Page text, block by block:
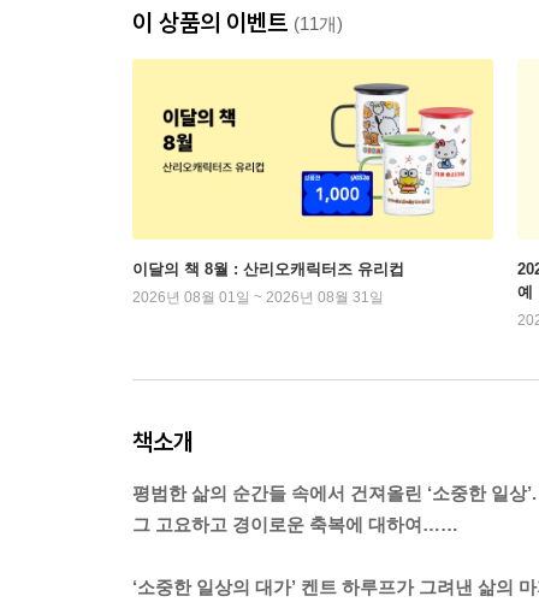
이 상품의 이벤트 (11개)
이달의 책 8월 : 산리오캐릭터즈 유리컵
2026년 08월 01일 ~ 2026년 08월 31일
예
책소개
평범한 삶의 순간들 속에서 건져올린 ‘소중한 일상’.
그 고요하고 경이로운 축복에 대하여……
‘소중한 일상의 대가’ 켄트 하루프가 그려낸 삶의